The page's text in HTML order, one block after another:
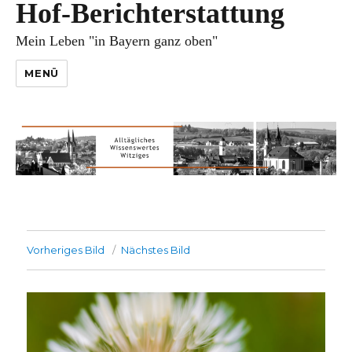
Hof-Berichterstattung
Mein Leben "in Bayern ganz oben"
MENÜ
Vorheriges Bild Nächstes Bild